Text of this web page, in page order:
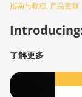
指南与教程, 产品更新
了解更多